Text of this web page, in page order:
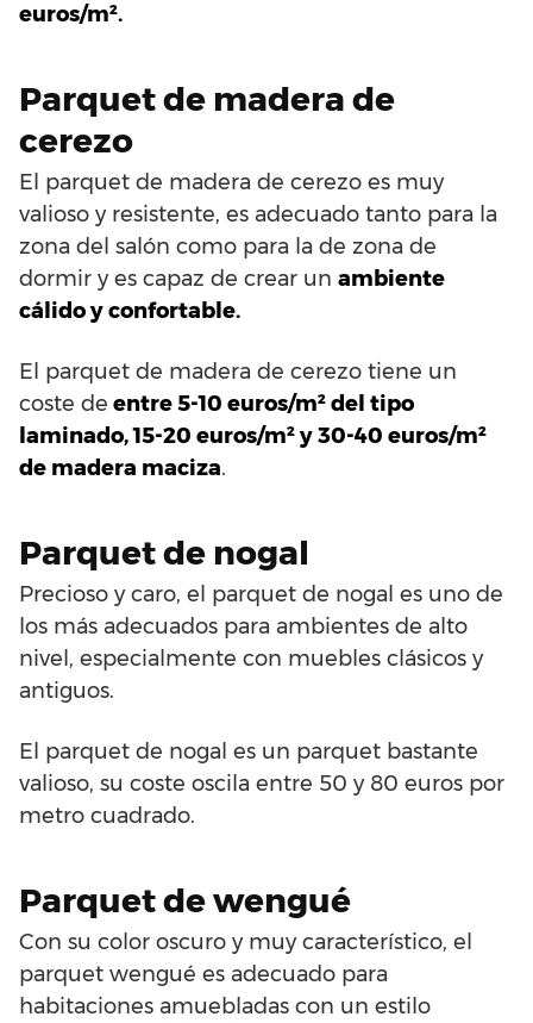
euros/m².
Parquet de madera de
cerezo
El parquet de madera de cerezo es muy
valioso y resistente, es adecuado tanto para la
zona del salón como para la de zona de
dormir y es capaz de crear un ambiente
cálido y confortable.
El parquet de madera de cerezo tiene un
coste de entre 5-10 euros/m² del tipo
laminado, 15-20 euros/m² y 30-40 euros/m²
de madera maciza.
Parquet de nogal
Precioso y caro, el parquet de nogal es uno de
los más adecuados para ambientes de alto
nivel, especialmente con muebles clásicos y
antiguos.
El parquet de nogal es un parquet bastante
valioso, su coste oscila entre 50 y 80 euros por
metro cuadrado.
Parquet de wengué
Con su color oscuro y muy característico, el
parquet wengué es adecuado para
habitaciones amuebladas con un estilo